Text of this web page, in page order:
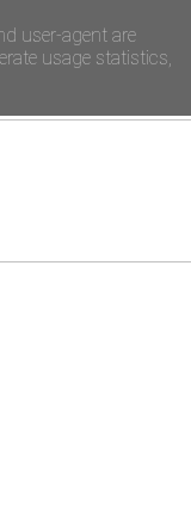
user-agent are
usage statistics,